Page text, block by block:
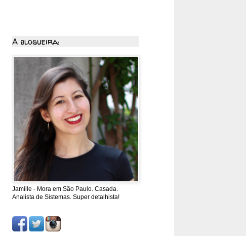
A blogueira:
Jamille - Mora em São Paulo. Casada.
Analista de Sistemas. Super detalhista!